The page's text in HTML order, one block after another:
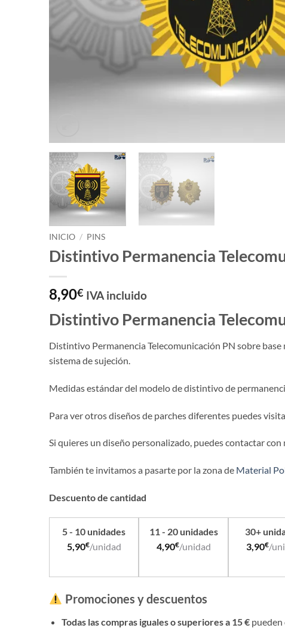
INICIO / PINS
Distintivo Permanencia
8,90€ IVA incluido
Distintivo Permanencia
Distintivo Permanencia Telecomunicación PN sobre
sistema de sujeción.
Medidas estándar del modelo de distintivo de
Para ver otros diseños de parches diferentes puedes
Si quieres un diseño personalizado, puedes contactar
También te invitamos a pasarte por la zona de Material
Descuento de cantidad
5 - 10 unidades
5,90€/unidad
11 - 20 unidades
4,90€/unidad
30+
3,90€/
Promociones y descuentos
Todas las compras iguales o superiores a 15 €pueden